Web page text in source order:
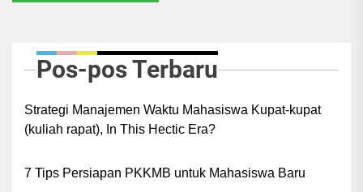
Pos-pos Terbaru
Strategi Manajemen Waktu Mahasiswa Kupat-kupat
(kuliah rapat), In This Hectic Era?
7 Tips Persiapan PKKMB untuk Mahasiswa Baru